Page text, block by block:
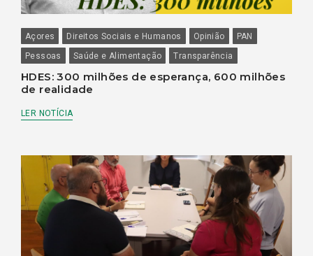
Açores Direitos Sociais e Humanos Opinião
PAN
Pessoas
Saúde e Alimentação Transparência
HDES: 300 milhões de esperança, 600 milhões
de realidade
LER NOTÍCIA